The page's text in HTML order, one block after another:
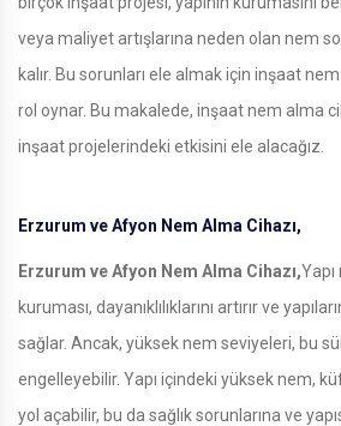
veya maliyet artışlarına neden olan nem
kalır. Bu sorunları ele almak için inşaat
rol oynar. Bu makalede, inşaat nem alma
inşaat projelerindeki etkisini ele alacağız.
Erzurum ve Afyon Nem Alma Cihazı,
Erzurum ve Afyon Nem Alma Cihazı,
kuruması, dayanıklılıklarını artırır ve
sağlar. Ancak, yüksek nem seviyeleri, bu
engelleyebilir. Yapı içindeki yüksek nem,
yol açabilir, bu da sağlık sorunlarına ve